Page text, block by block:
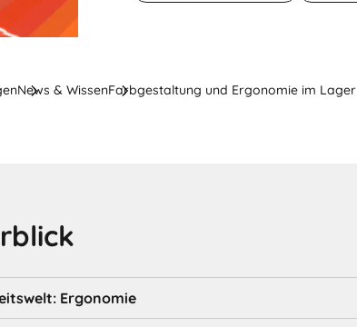
News & WissenFarbgestaltung und Ergonomie im Lager
Ergonomie